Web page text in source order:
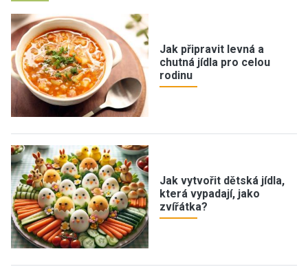
Jak připravit levná a
chutná jídla pro celou
rodinu
Jak vytvořit dětská jídla,
která vypadají, jako
zvířátka?